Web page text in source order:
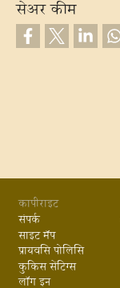
सेअर कीम
Footer
कापीराइट
संपर्क
साइट मॅप
प्रायवसि पोलिसि
कुकिस सेंटिग्‍स
लॉग इन